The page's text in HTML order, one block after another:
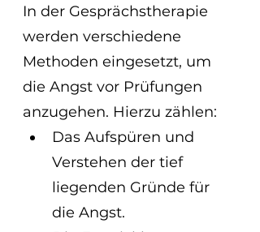
In der Gesprächstherapie
werden verschiedene
Methoden eingesetzt, um
die Angst vor Prüfungen
anzugehen. Hierzu zählen:
Das Aufspüren und
Verstehen der tief
liegenden Gründe für
die Angst.